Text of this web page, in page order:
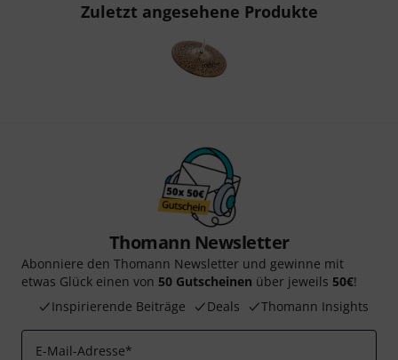
Zuletzt angesehene Produkte
Thomann Newsletter
Abonniere den Thomann Newsletter und gewinne mit
etwas Glück einen von 50 Gutscheinen über jeweils 50€!
Inspirierende Beiträge
Deals Thomann Insights
E-Mail-Adresse*